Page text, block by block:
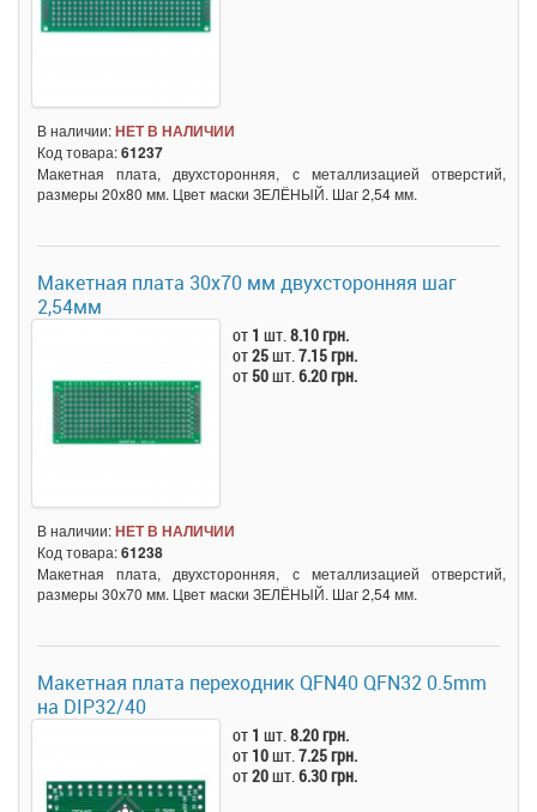
В наличии:НЕТ В НАЛИЧИИ
Код товара:61237
Макетная плата, двухсторонняя, с металлизацией отверстий,
размеры 20х80 мм. Цвет маски ЗЕЛЁНЫЙ. Шаг 2,54 мм.
Макетная плата 30x70 мм двухсторонняя шаг
2,54мм
от 1 шт.8.10 грн.
от25шт.7.15 грн.
от 50шт.6.20 грн.
В наличии:НЕТ В НАЛИЧИИ
Код товара:61238
Макетная плата, двухсторонняя, с металлизацией отверстий,
размеры 30х70 мм. Цвет маски ЗЕЛЁНЫЙ. Шаг 2,54 мм.
Макетная плата переходник QFN40 QFN32 0.5mm
на DIP32/40
от 1 шт.8.20 грн.
от 10шт.7.25 грн.
от20шт.6.30 грн.